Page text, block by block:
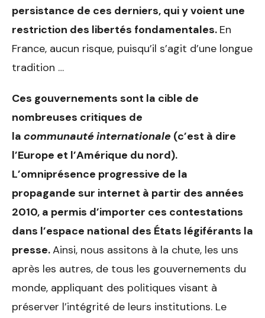
persistance de ces derniers, qui y voient une
restriction des libertés fondamentales. En
France, aucun risque, puisqu’il s’agit d’une longue
tradition …
Ces gouvernements sont la cible de
nombreuses critiques de
la communautéinternationale (c’est à dire
l’Europe et l’Amérique du nord).
L’omniprésence progressive de la
propagande sur internet à partir des années
2010, a permis d’importer ces contestations
dans l’espace national des États légiférants la
presse.Ainsi, nous assitons à la chute, les uns
après les autres, de tous les gouvernements du
monde, appliquant des politiques visant à
préserver l’intégrité de leurs institutions. Le